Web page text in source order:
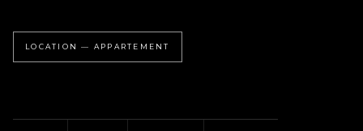
LOCATION — APPARTEMENT